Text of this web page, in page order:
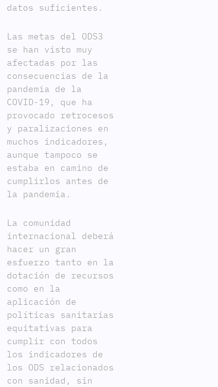
datos suficientes.
Las metas del ODS3
se han visto muy
afectadas por las
consecuencias de la
pandemia de la
COVID-19, que ha
provocado retrocesos
y paralizaciones en
muchos indicadores,
aunque tampoco se
estaba en camino de
cumplirlos antes de
la pandemia.
La comunidad
internacional deberá
hacer un gran
esfuerzo tanto en la
dotación de recursos
como en la
aplicación de
políticas sanitarias
equitativas para
cumplir con todos
los indicadores de
los ODS relacionados
con sanidad, sin